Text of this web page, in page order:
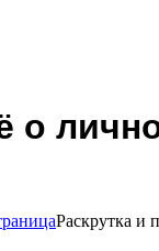
о
Раскрутка и